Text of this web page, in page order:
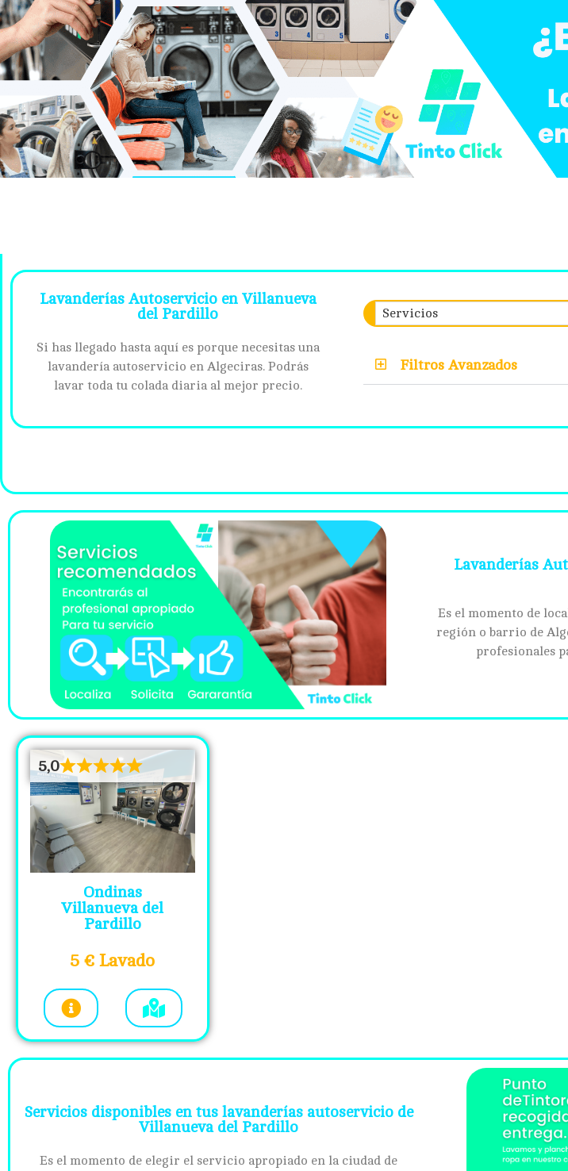
Lavanderías Autoservicio en Villanueva
del Pardillo
Si has llegado hasta aquí es porque necesitas una
lavandería autoservicio en Algeciras. Podrás
lavar toda tu colada diaria al mejor precio.
Servicios
Filtros Avanzados
Lavanderías
Es el momento de
región o barrio de
profesionales
5,0
Ondinas
Villanueva del
Pardillo
5 € Lavado
Servicios disponibles en tus lavanderías autoservicio de
Villanueva del Pardillo
Es el momento de elegir el servicio apropiado en la ciudad de